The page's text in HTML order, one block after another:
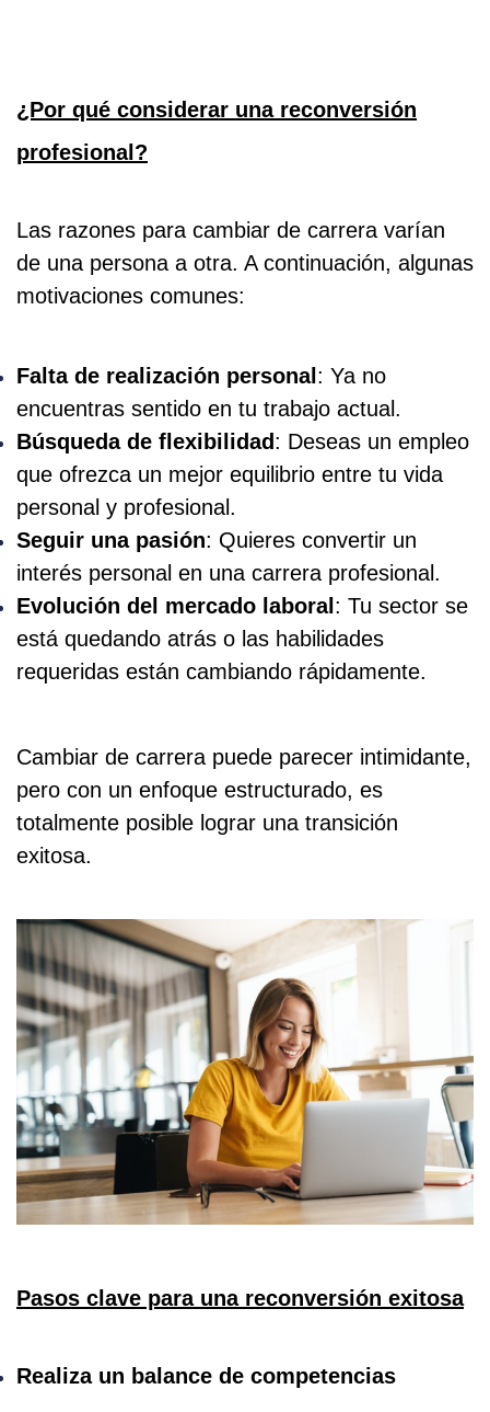
¿Por qué considerar una reconversión
profesional?
Las razones para cambiar de carrera varían
de una persona a otra. A continuación, algunas
motivaciones comunes:
Falta de realización personal: Ya no
encuentras sentido en tu trabajo actual.
Búsqueda de flexibilidad: Deseas un empleo
que ofrezca un mejor equilibrio entre tu vida
personal y profesional.
Seguir una pasión: Quieres convertir un
interés personal en una carrera profesional.
Evolución del mercado laboral: Tu sector se
está quedando atrás o las habilidades
requeridas están cambiando rápidamente.
Cambiar de carrera puede parecer intimidante,
pero con un enfoque estructurado, es
totalmente posible lograr una transición
exitosa.
Pasos clave para una reconversión exitosa
Realiza un balance de competencias